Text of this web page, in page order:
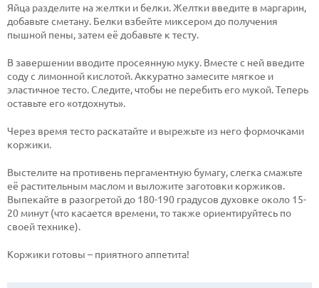
Яйца разделите на желтки и белки. Желтки введите в маргарин,
добавьте сметану. Белки взбейте миксером до получения
пышной пены, затем её добавьте к тесту.
В завершении вводите просеянную муку. Вместе с ней введите
соду с лимонной кислотой. Аккуратно замесите мягкое и
эластичное тесто. Следите, чтобы не перебить его мукой. Теперь
оставьте его «отдохнуть».
Через время тесто раскатайте и вырежьте из него формочками
коржики.
Выстелите на противень пергаментную бумагу, слегка смажьте
её растительным маслом и выложите заготовки коржиков.
Выпекайте в разогретой до 180-190 градусов духовке около 15-
20 минут (что касается времени, то также ориентируйтесь по
своей технике).
Коржики готовы – приятного аппетита!